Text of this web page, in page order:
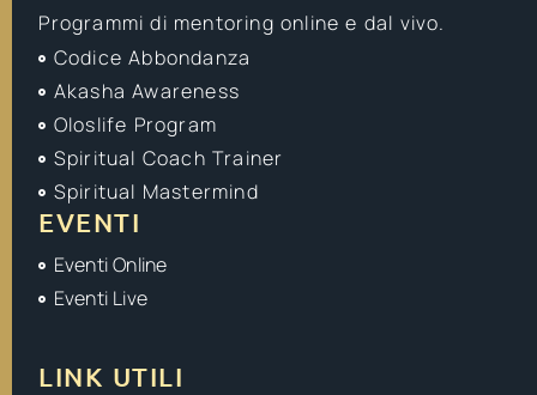
Programmi di mentoring online e dal vivo.
Codice Abbondanza
Akasha Awareness
Oloslife Program
Spiritual Coach Trainer
Spiritual Mastermind
EVENTI
Eventi Online
Eventi Live
LINK UTILI